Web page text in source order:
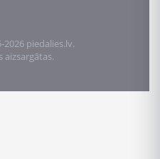
piedalies.lv.
aizsargātas.